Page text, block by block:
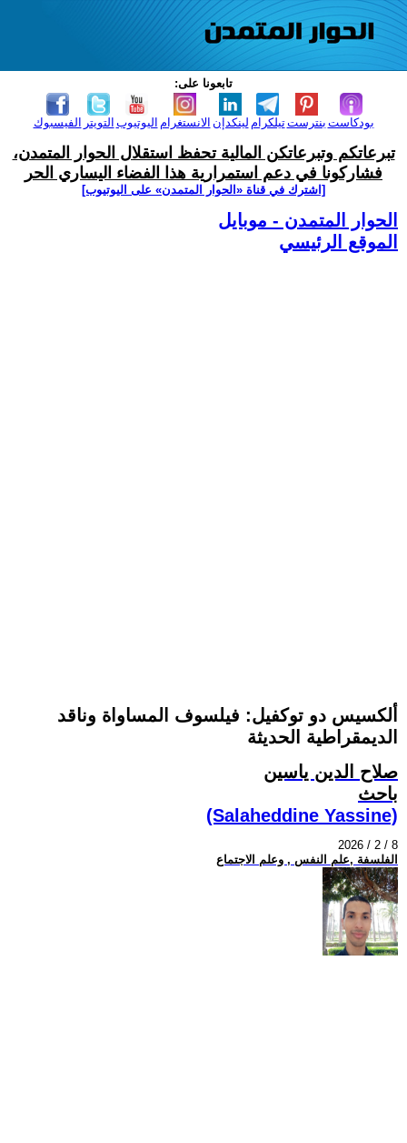
تابعونا على:
الفيسبوك التويتر اليوتيوب الانستغرام لينكدإن تيلكرامبنترست بودكاست
تبرعاتكم وتبرعاتكن المالية تحفظ استقلال الحوار المتمدن،
فشاركونا في دعم استمرارية هذا الفضاء اليساري الحر
[اشترك في قناة ‫«الحوار المتمدن» على اليوتيوب]
الحوار المتمدن - موبايل
الموقع الرئيسي
ألكسيس دو توكفيل: فيلسوف المساواة وناقد
الديمقراطية الحديثة
صلاح الدين ياسين
باحث
(Salaheddine Yassine)
2026 / 2 / 8
الفلسفة ,علم النفس , وعلم الاجتماع